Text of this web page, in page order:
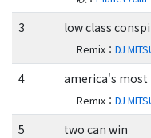
3 low class
Remix ：DJ
4 america's most
Remix ：DJ
5 two can win